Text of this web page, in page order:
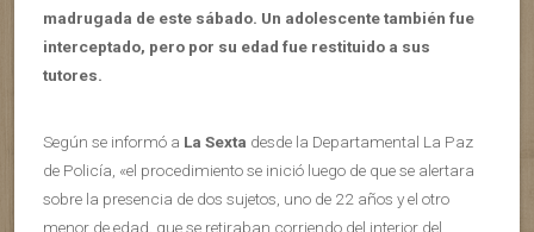
madrugada de este sábado. Un adolescente también fue
interceptado, pero por su edad fue restituido a sus
tutores.
Según se informó a La Sexta desde la Departamental La Paz
de Policía, «el procedimiento se inició luego de que se alertara
sobre la presencia de dos sujetos, uno de 22 años y el otro
menor de edad, que se retiraban corriendo del interior del